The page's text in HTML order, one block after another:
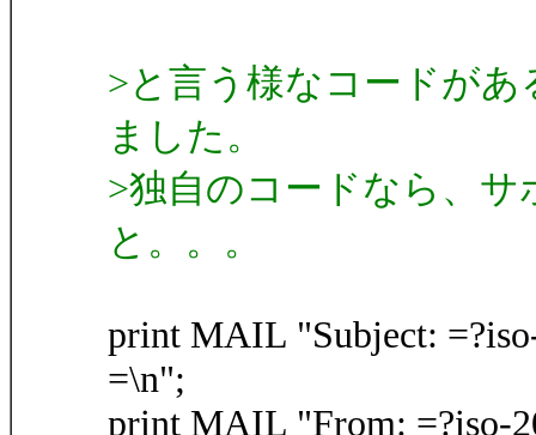
>と言う様なコードが
ました。
>独自のコードなら、
と。。。
print MAIL "Subject:
=\n";
print MAIL "From: =?iso-